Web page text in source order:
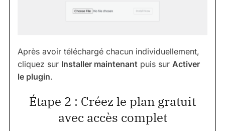
Après avoir téléchargé chacun individuellement,
cliquez sur Installer maintenant puis sur Activer
le plugin.
Étape 2 : Créez le plan gratuit
avec accès complet